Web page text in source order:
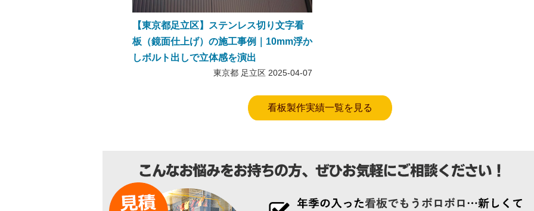
【東京都足立区】ステンレス切り文字看
板（鏡面仕上げ）の施工事例｜10mm浮か
しボルト出しで立体感を演出
東京都 足立区 2025-04-07
看板製作実績一覧を見る